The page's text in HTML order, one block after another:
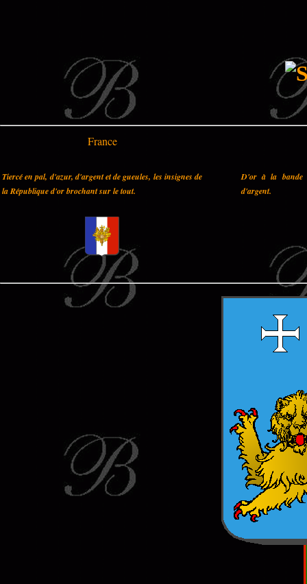
France
Tiercé en pal, d'azur, d'argent et de gueules, les insignes de
la République d'or brochant sur le tout.
D'or à la bande
d'argent.